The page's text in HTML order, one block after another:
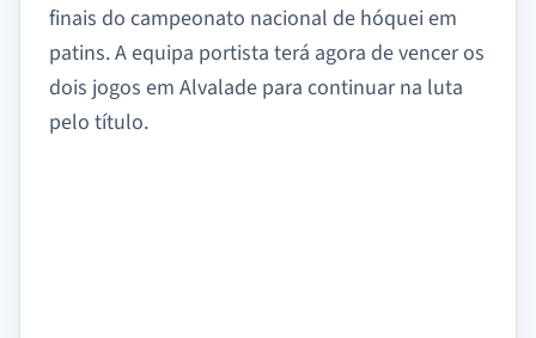
finais do campeonato nacional de hóquei em
patins. A equipa portista terá agora de vencer os
dois jogos em Alvalade para continuar na luta
pelo título.